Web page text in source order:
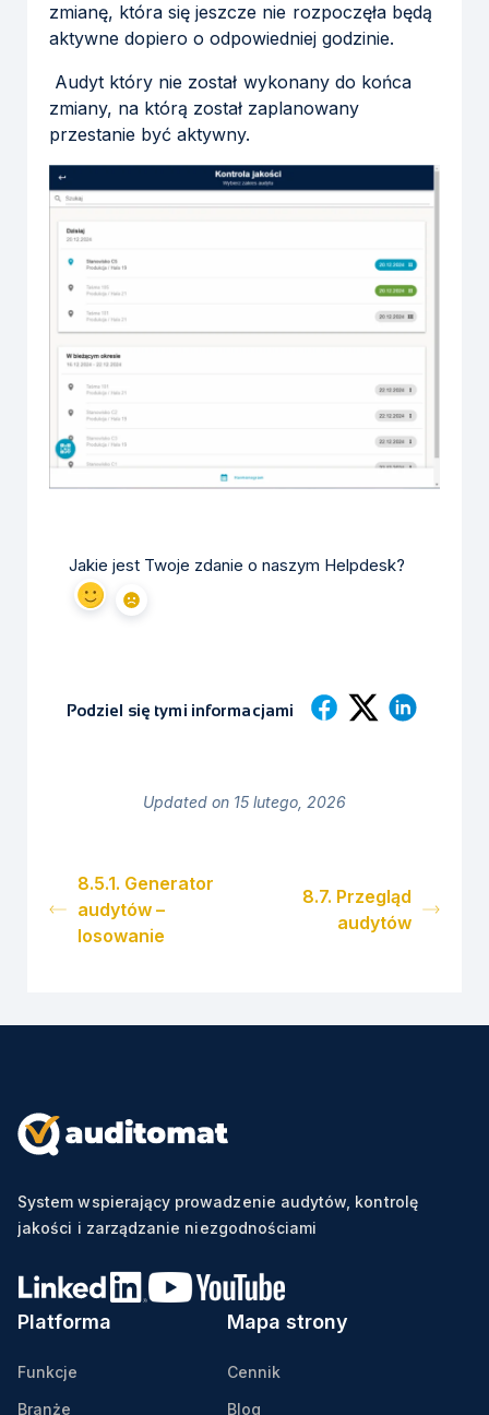
zmianę, która się jeszcze nie rozpoczęła będą
aktywne dopiero o odpowiedniej godzinie.
Audyt który nie został wykonany do końca
zmiany, na którą został zaplanowany
przestanie być aktywny.
Jakie jest Twoje zdanie o naszym Helpdesk?
Podziel się tymi informacjami
Updated on 15 lutego, 2026
8.5.1. Generator
audytów –
losowanie
8.7. Przegląd
audytów
System wspierający prowadzenie audytów, kontrolę
jakości i zarządzanie niezgodnościami
Platforma
Funkcje
Branże
Mapa strony
Cennik
Blog